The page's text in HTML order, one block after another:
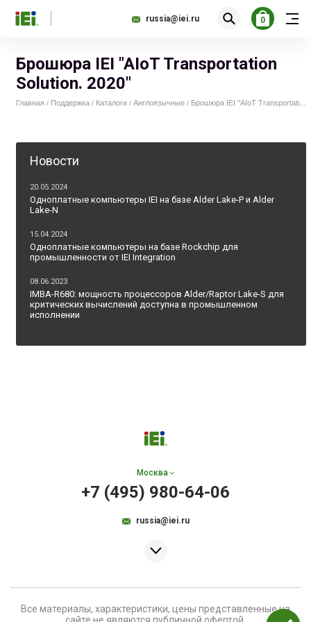
russia@iei.ru 0
Брошюра IEI "AIoT Transportation
Solution. 2020"
Главная / Поддержка / Каталоги / Англоязычные / Брошюра IEI "AIoT Transportati...
Новости
20.05.2024
Одноплатные компьютеры IEI на базе Alder Lake-P и Alder
Lake-N
15.04.2024
Одноплатные компьютеры на базе Rockchip для
промышленности от IEI Integration
08.06.2023
IMBA-R680: мощность процессоров Alder/Raptor Lake-S для
критических вычислений доступна в промышленном
исполнении
Москва
+7 (495) 980-64-06
russia@iei.ru
Все материалы, характеристики, цены представленные на